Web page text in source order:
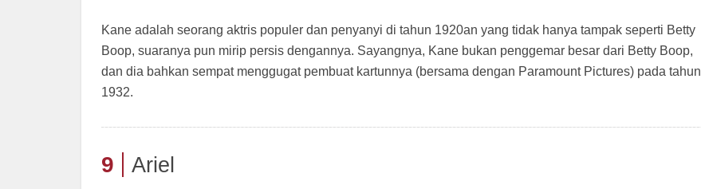
Kane adalah seorang aktris populer dan penyanyi di tahun 1920an yang tidak hanya tampak seperti Betty
Boop, suaranya pun mirip persis dengannya. Sayangnya, Kane bukan penggemar besar dari Betty Boop,
dan dia bahkan sempat menggugat pembuat kartunnya (bersama dengan Paramount Pictures) pada tahun
1932.
9 Ariel